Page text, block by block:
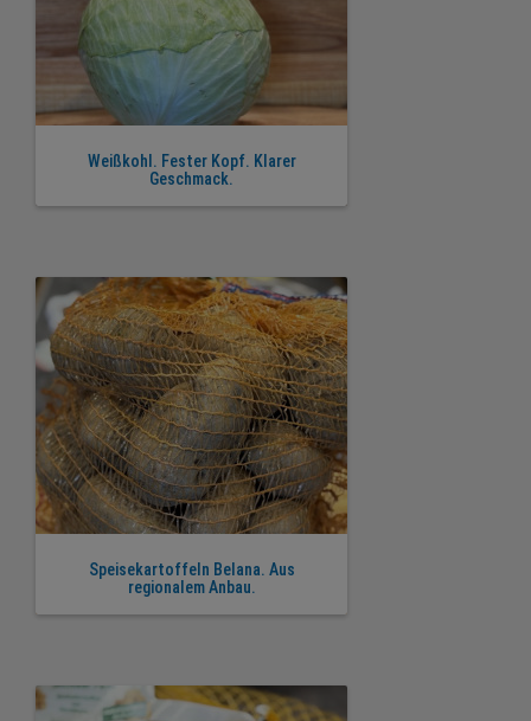
Weißkohl. Fester Kopf. Klarer
Geschmack.
Speisekartoffeln Belana. Aus
regionalem Anbau.